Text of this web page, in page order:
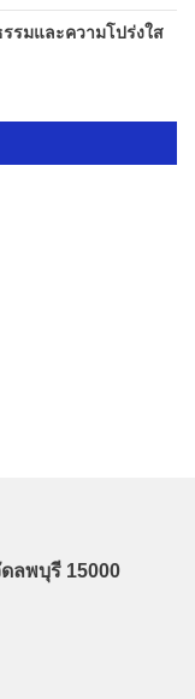
รมและความโปร่งใส
ลพบุรี 15000